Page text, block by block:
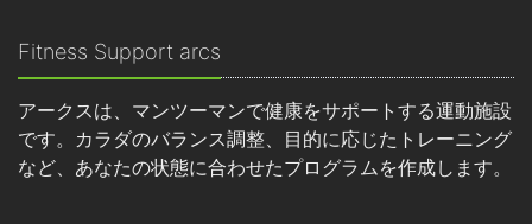
Fitness Support arcs
アークスは、マンツーマンで健康をサポートする運動施設
です。カラダのバランス調整、目的に応じたトレーニング
など、あなたの状態に合わせたプログラムを作成します。